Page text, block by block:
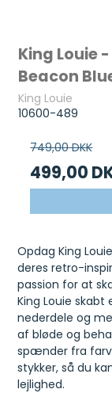
King Louie
Beacon
King Louie
10600-489
749,00 DKK
499,00
Opdag King
deres retro-
passion for at
King Louie skabt
nederdele og
af bløde og
spænder fra
stykker, så du
lejlighed.